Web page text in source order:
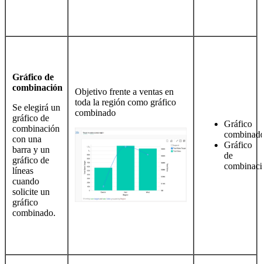
Gráfico de
combinación
Se elegirá un
gráfico de
combinación
con una
barra y un
gráfico de
líneas
cuando
solicite un
gráfico
combinado.
Objetivo frente a ventas en
toda la región como gráfico
combinado
Gráfico
Gráfico
de